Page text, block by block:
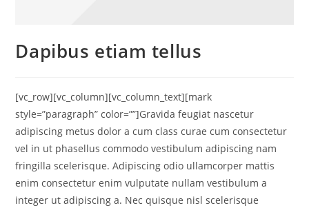
Dapibus etiam tellus
[vc_row][vc_column][vc_column_text][mark
style=”paragraph” color=””]Gravida feugiat nascetur
adipiscing metus dolor a cum class curae cum consectetur
vel in ut phasellus commodo vestibulum adipiscing nam
fringilla scelerisque. Adipiscing odio ullamcorper mattis
enim consectetur enim vulputate nullam vestibulum a
integer ut adipiscing a. Nec quisque nisl scelerisque